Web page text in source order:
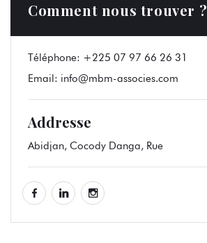
Comment nous trouver ?
Téléphone: +225 07 97 66 26 31
Email: info@mbm-associes.com
Addresse
Abidjan, Cocody Danga, Rue